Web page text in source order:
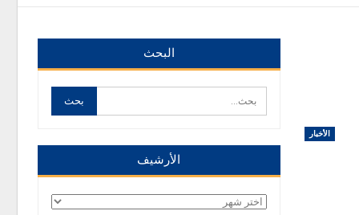
الأخبار
البحث
الأرشيف
الأرشيف